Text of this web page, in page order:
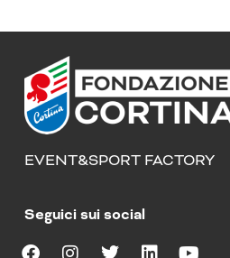
EVENT&SPORT FACTORY
Seguici sui social